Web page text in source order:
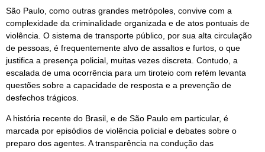
São Paulo, como outras grandes metrópoles, convive com a
complexidade da criminalidade organizada e de atos pontuais de
violência. O sistema de transporte público, por sua alta circulação
de pessoas, é frequentemente alvo de assaltos e furtos, o que
justifica a presença policial, muitas vezes discreta. Contudo, a
escalada de uma ocorrência para um tiroteio com refém levanta
questões sobre a capacidade de resposta e a prevenção de
desfechos trágicos.
A história recente do Brasil, e de São Paulo em particular, é
marcada por episódios de violência policial e debates sobre o
preparo dos agentes. A transparência na condução das